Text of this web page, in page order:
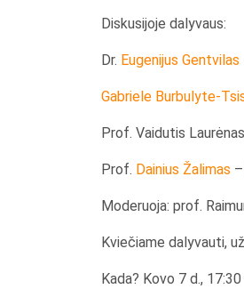
Diskusijoje dalyvaus:
Dr. Eugenijus Gentvilas
Gabriele Burbulyte-
Prof. Vaidutis
Prof. Dainius Žalimas
Moderuoja: prof.
Kviečiame dalyvauti,
Kada? Kovo 7 d.,